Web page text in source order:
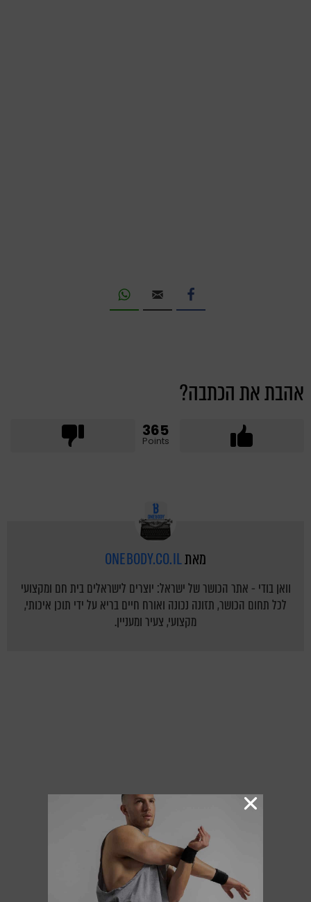
אהבת את הכתבה?
365
Points
מאתONEBODY.CO.IL
וואן בודי - אתר הכושר של ישראל: יוצרים לישראלים בית חם ומקצועי
לכל תחום הכושר, תזונה נכונה ואורח חיים בריא על ידי תוכן איכותי,
מקצועי, צעיר ומעניין.